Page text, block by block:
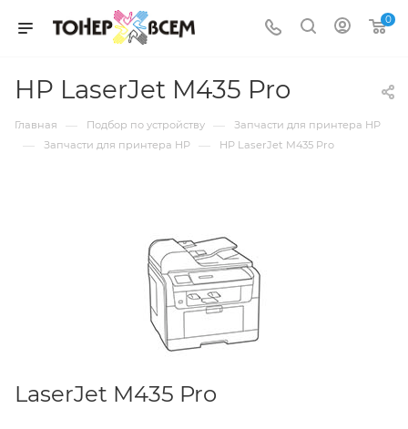
0
HP LaserJet M435 Pro
Главная — Подбор по устройству — Запчасти для принтера HP
— Запчасти для принтера HP — HP LaserJet M435 Pro
LaserJet M435 Pro